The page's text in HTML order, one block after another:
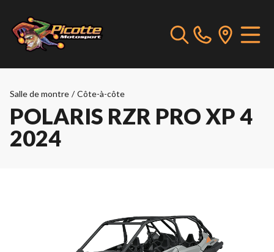
Salle de montre / Côte-à-côte
POLARIS RZR PRO XP 4
2024